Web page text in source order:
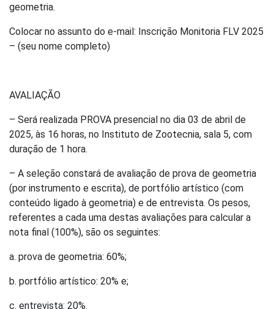
geometria.
Colocar no assunto do e-mail: Inscrição Monitoria FLV 2025
– (seu nome completo)
AVALIAÇÃO
– Será realizada PROVA presencial no dia 03 de abril de
2025, às 16 horas, no Instituto de Zootecnia, sala 5, com
duração de 1 hora.
– A seleção constará de avaliação de prova de geometria
(por instrumento e escrita), de portfólio artístico (com
conteúdo ligado à geometria) e de entrevista. Os pesos,
referentes a cada uma destas avaliações para calcular a
nota final (100%), são os seguintes:
a. prova de geometria: 60%;
b. portfólio artístico: 20% e;
c. entrevista: 20%.